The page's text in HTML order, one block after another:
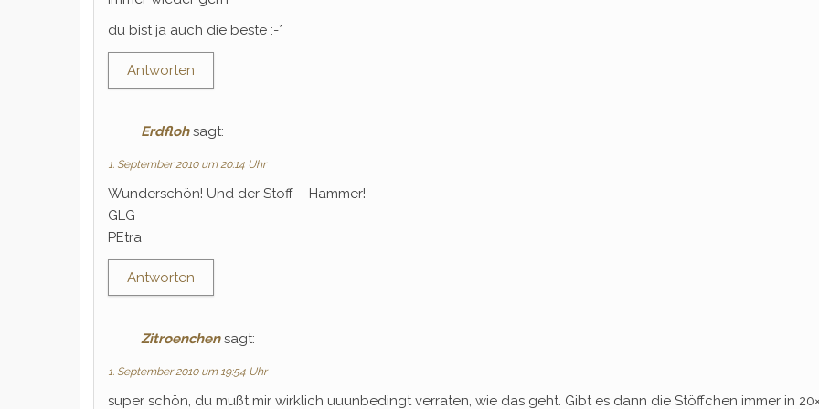
du bist ja auch die beste :-*
Antworten
Erdfloh sagt:
1. September 2010 um 20:14 Uhr
Wunderschön! Und der Stoff – Hammer!
GLG
PEtra
Antworten
Zitroenchen sagt:
1. September 2010 um 19:54 Uhr
super schön, du mußt mir wirklich uuunbedingt verraten, wie das geht. Gibt es dann die Stöffchen immer in